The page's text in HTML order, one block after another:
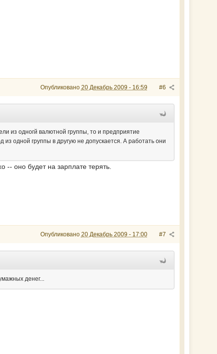
#6
Опубликовано 20 Декабрь 2009 - 16:59
из одногй валютной группы, то и предприятие
одной группы в другую не допускается. А работать они
-- оно будет на зарплате терять.
#7
Опубликовано 20 Декабрь 2009 - 17:00
денег...